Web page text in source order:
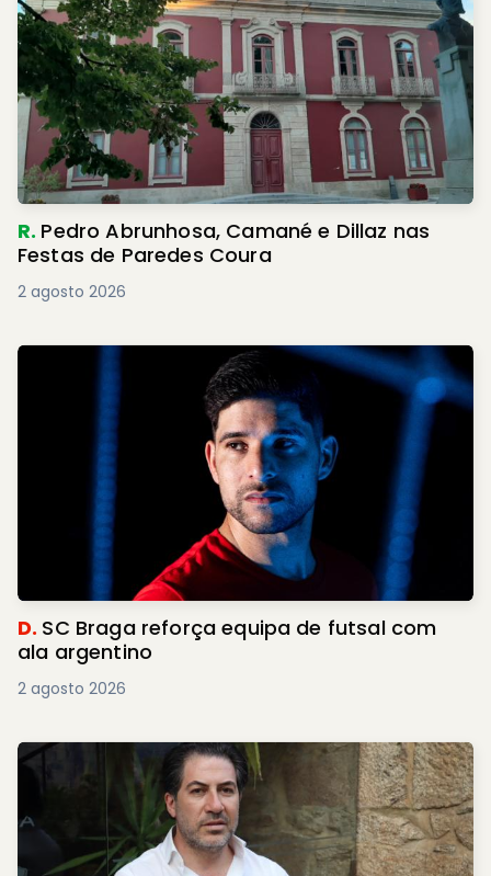
R. Pedro Abrunhosa, Camané e Dillaz nas
Festas de Paredes Coura
2 agosto 2026
D. SC Braga reforça equipa de futsal com
ala argentino
2 agosto 2026